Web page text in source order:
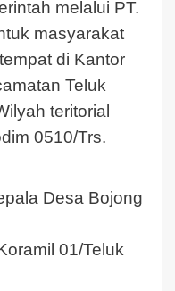
melalui PT.
masyarakat
di Kantor
Teluk
teritorial
0510/Trs.
Desa Bojong
01/Teluk